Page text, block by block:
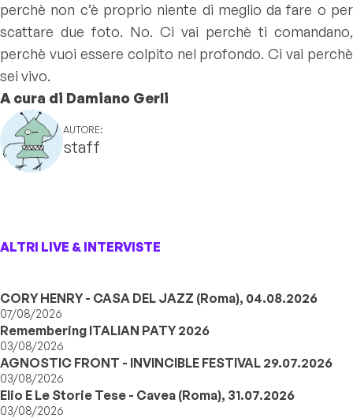
perchè non c’è proprio niente di meglio da fare o per
scattare due foto. No. Ci vai perchè ti comandano,
perchè vuoi essere colpito nel profondo. Ci vai perchè
sei vivo.
A cura di Damiano Gerli
AUTORE:
staff
ALTRI LIVE & INTERVISTE
CORY HENRY - CASA DEL JAZZ (Roma), 04.08.2026
07/08/2026
Remembering ITALIAN PATY 2026
03/08/2026
AGNOSTIC FRONT - INVINCIBLE FESTIVAL 29.07.2026
03/08/2026
Elio E Le Storie Tese - Cavea (Roma), 31.07.2026
03/08/2026